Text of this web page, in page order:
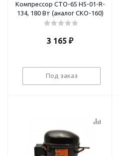
Компрессор СТО-65 Н5-01-R-
134, 180 Вт (аналог СКО-160)
3 165 ₽
Под заказ